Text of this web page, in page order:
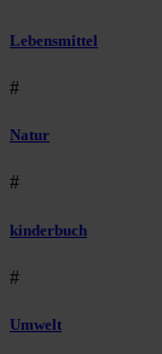
Lebensmittel
#
Natur
#
kinderbuch
#
Umwelt